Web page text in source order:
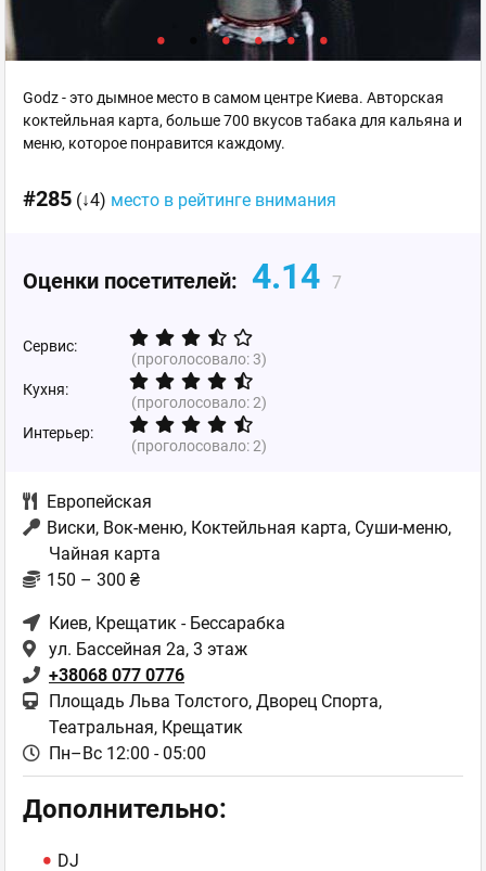
Godz - это дымное место в самом центре Киева. Авторская
коктейльная карта, больше 700 вкусов табака для кальяна и
меню, которое понравится каждому.
#285 (↓4) место в рейтинге внимания
Оценки посетителей: 4.14 7
Сервис:
(проголосовало:3)
Кухня:
(проголосовало:2)
Интерьер:
(проголосовало:2)
Европейская
Виски, Вок-меню, Коктейльная карта, Суши-меню,
Чайная карта
150 – 300 ₴
Киев, Крещатик - Бессарабка
ул. Бассейная 2а, 3 этаж
+38068 077 0776
Площадь Льва Толстого, Дворец Спорта,
Театральная, Крещатик
Пн–Вс 12:00 - 05:00
Дополнительно:
DJ